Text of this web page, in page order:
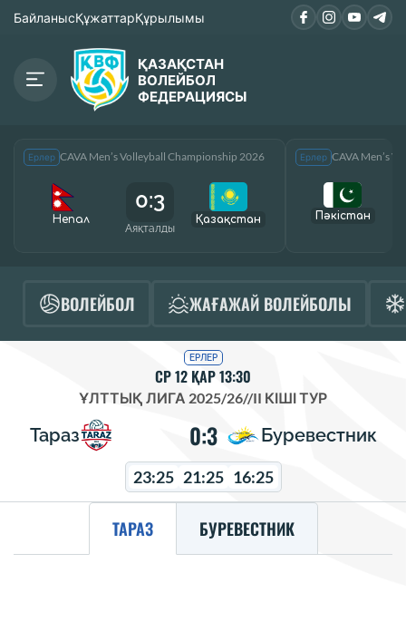
БайланысҚұжаттарҚұрылымы
ҚАЗАҚСТАН
ВОЛЕЙБОЛ
ФЕДЕРАЦИЯСЫ
Ерлер CAVA Men’s Volleyball Championship 2026
Непал
0:3
Аяқталды
Қазақcтан
Ерлер CAVA Men’s
Пәкістан
ВОЛЕЙБОЛ ЖАҒАЖАЙ ВОЛЕЙБОЛЫ
ЕРЛЕР
СР 12 ҚАР 13:30
ҰЛТТЫҚ ЛИГА 2025/26//II КІШІ ТУР
Тараз 0:3 Буревестник
23:25 21:25 16:25
ТАРАЗ БУРЕВЕСТНИК